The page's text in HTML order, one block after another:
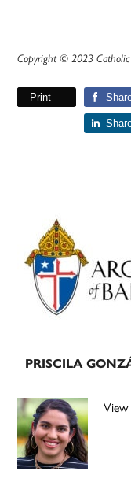
Copyright © 2023 Catholic
Print
Primary
Sidebar
PRISCILA